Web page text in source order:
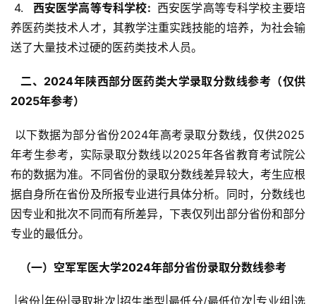
4.
  西安医学高等专科学校:
西安医学高等专科学校主要培
养医药类技术人才，其教学注重实践技能的培养，为社会输
送了大量技术过硬的医药类技术人员。
  二、2024年陕西部分医药类大学录取分数线参考（仅供
2025年参考）
年考生参考，实际录取分数线以2025年各省教育考试院公
布的数据为准。不同省份的录取分数线差异较大，考生应根
据自身所在省份及所报专业进行具体分析。同时，分数线也
因专业和批次不同而有所差异，下表仅列出部分省份和部分
专业的最低分。
  （一）空军军医大学2024年部分省份录取分数线参考